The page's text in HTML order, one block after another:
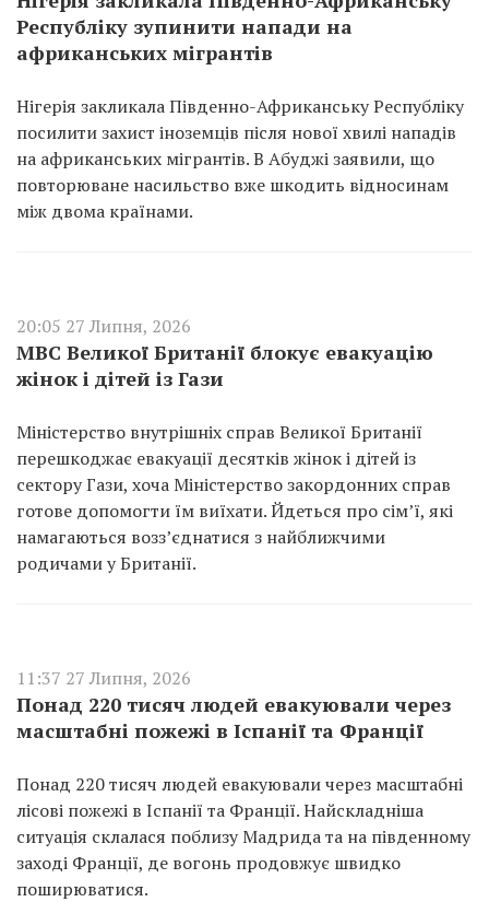
Республіку зупинити напади на
африканських мігрантів
Нігерія закликала Південно-Африканську Республіку
посилити захист іноземців після нової хвилі нападів
на африканських мігрантів. В Абуджі заявили, що
повторюване насильство вже шкодить відносинам
між двома країнами.
20:05 27 Липня, 2026
МВС Великої Британії блокує евакуацію
жінок і дітей із Гази
Міністерство внутрішніх справ Великої Британії
перешкоджає евакуації десятків жінок і дітей із
сектору Гази, хоча Міністерство закордонних справ
готове допомогти їм виїхати. Йдеться про сім’ї, які
намагаються возз’єднатися з найближчими
родичами у Британії.
11:37 27 Липня, 2026
Понад 220 тисяч людей евакуювали через
масштабні пожежі в Іспанії та Франції
Понад 220 тисяч людей евакуювали через масштабні
лісові пожежі в Іспанії та Франції. Найскладніша
ситуація склалася поблизу Мадрида та на південному
заході Франції, де вогонь продовжує швидко
поширюватися.